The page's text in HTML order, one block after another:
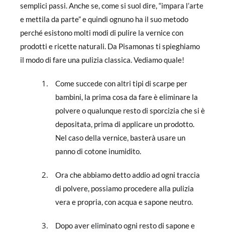
semplici passi. Anche se, come si suol dire, “impara l’arte
e mettila da parte” e quindi ognuno ha il suo metodo
perché esistono molti modi di pulire la vernice con
prodotti e ricette naturali. Da Pisamonas ti spieghiamo
il modo di fare una pulizia classica. Vediamo quale!
Come succede con altri tipi di scarpe per
bambini, la prima cosa da fare è eliminare la
polvere o qualunque resto di sporcizia che si è
depositata, prima di applicare un prodotto.
Nel caso della vernice, basterà usare un
panno di cotone inumidito.
Ora che abbiamo detto addio ad ogni traccia
di polvere, possiamo procedere alla pulizia
vera e propria, con acqua e sapone neutro.
Dopo aver eliminato ogni resto di sapone e